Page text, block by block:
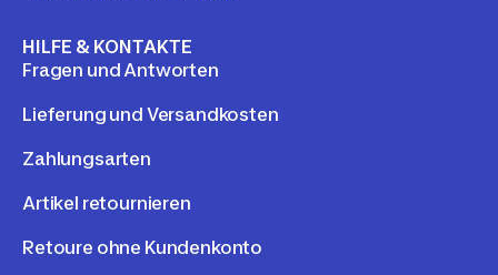
HILFE & KONTAKTE
Fragen und Antworten
Lieferung und Versandkosten
Zahlungsarten
Artikel retournieren
Retoure ohne Kundenkonto